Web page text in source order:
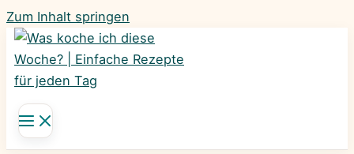
Zum Inhalt springen